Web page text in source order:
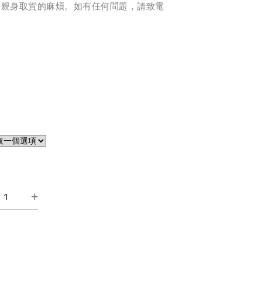
身取貨的麻煩。如有任何問題，請致電